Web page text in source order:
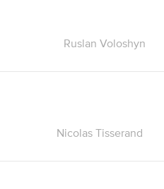
Ruslan Voloshyn
Nicolas Tisserand